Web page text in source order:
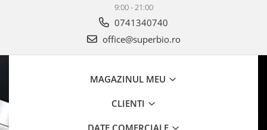
9:00 - 21:00
0741340740
office@superbio.ro
MAGAZINUL MEU
CLIENTI